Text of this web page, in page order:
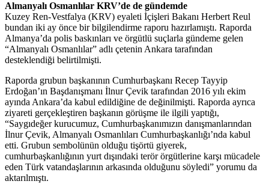
Almanyalı Osmanlılar KRV’de de gündemde
Kuzey Ren-Vestfalya (KRV) eyaleti İçişleri Bakanı Herbert Reul
bundan iki ay önce bir bilgilendirme raporu hazırlamıştı. Raporda
Almanya’da polis baskınları ve örgütlü suçlarla gündeme gelen
“Almanyalı Osmanlılar” adlı çetenin Ankara tarafından
desteklendiği belirtilmişti.
Raporda grubun başkanının Cumhurbaşkanı Recep Tayyip
Erdoğan’ın Başdanışmanı İlnur Çevik tarafından 2016 yılı ekim
ayında Ankara’da kabul edildiğine de değinilmişti. Raporda ayrıca
ziyareti gerçekleştiren başkanın görüşme ile ilgili yaptığı,
“Saygıdeğer kurucumuz, Cumhurbaşkanımızın danışmanlarından
İlnur Çevik, Almanyalı Osmanlıları Cumhurbaşkanlığı’nda kabul
etti. Grubun sembolünün olduğu tişörtü giyerek,
cumhurbaşkanlığının yurt dışındaki terör örgütlerine karşı mücadele
eden Türk vatandaşlarının arkasında olduğunu söyledi” yorumu da
aktarılmıştı.